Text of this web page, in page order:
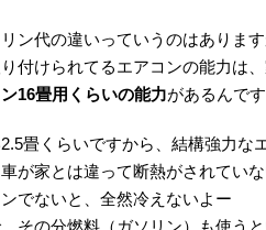
ン代の違いっていうのはありま
付けられてるエアコンの能力は
16畳用くらいの能力があるんです
畳くらいですから、結構強力な
が家とは違って断熱がされていな
でないと、全然冷えないよー
その分燃料（ガソリン）も使うと